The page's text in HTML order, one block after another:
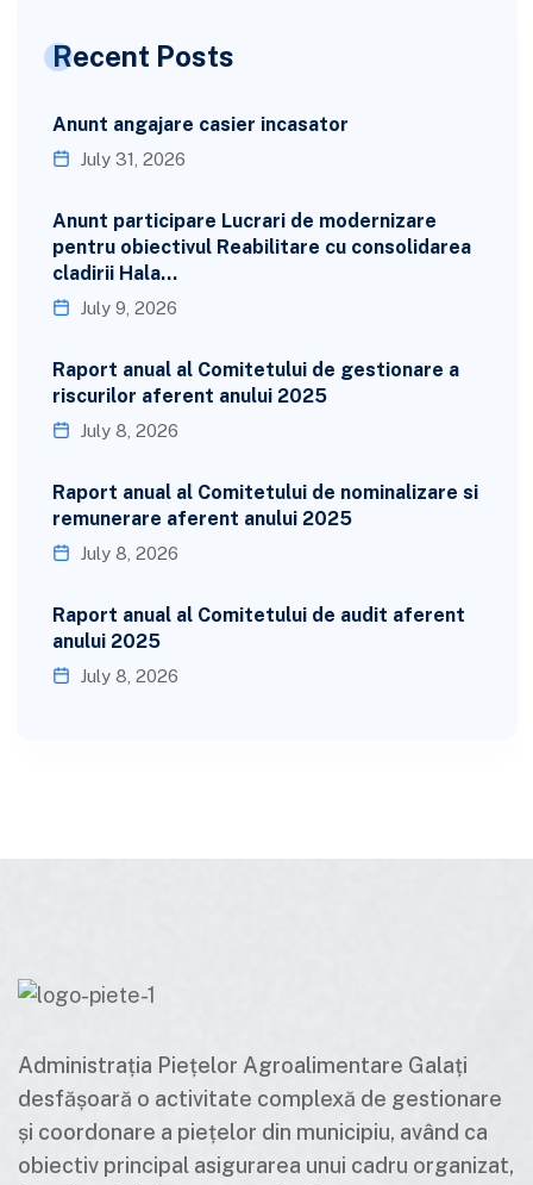
Recent Posts
Anunt angajare casier incasator
July 31, 2026
Anunt participare Lucrari de modernizare
pentru obiectivul Reabilitare cu consolidarea
cladirii Hala…
July 9, 2026
Raport anual al Comitetului de gestionare a
riscurilor aferent anului 2025
July 8, 2026
Raport anual al Comitetului de nominalizare si
remunerare aferent anului 2025
July 8, 2026
Raport anual al Comitetului de audit aferent
anului 2025
July 8, 2026
Administrația Piețelor Agroalimentare Galați
desfășoară o activitate complexă de gestionare
și coordonare a piețelor din municipiu, având ca
obiectiv principal asigurarea unui cadru organizat,